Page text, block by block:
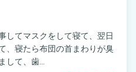
してマスクをして寝て、翌日
、寝たら布団の首まわりが臭
して、歯...